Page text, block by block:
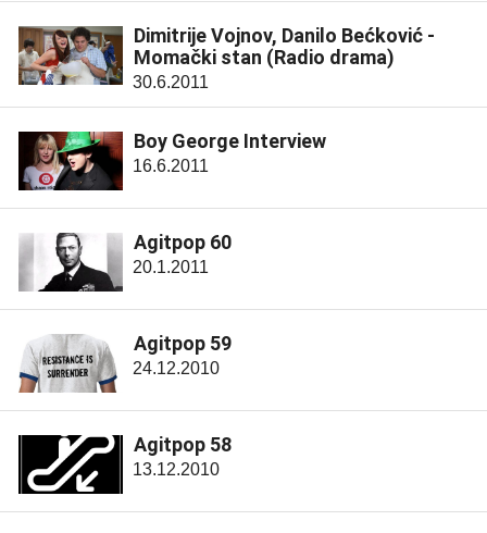
Dimitrije Vojnov, Danilo Bećković -
Momački stan (Radio drama)
30.6.2011
Boy George Interview
16.6.2011
Agitpop 60
20.1.2011
Agitpop 59
24.12.2010
Agitpop 58
13.12.2010